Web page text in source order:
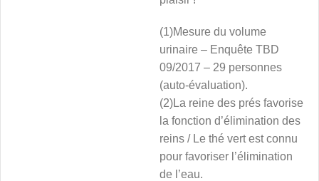
(1)Mesure du volume
urinaire – Enquête TBD
09/2017 – 29 personnes
(auto-évaluation).
(2)La reine des prés favorise
la fonction d’élimination des
reins / Le thé vert est connu
pour favoriser l’élimination
de l’eau.